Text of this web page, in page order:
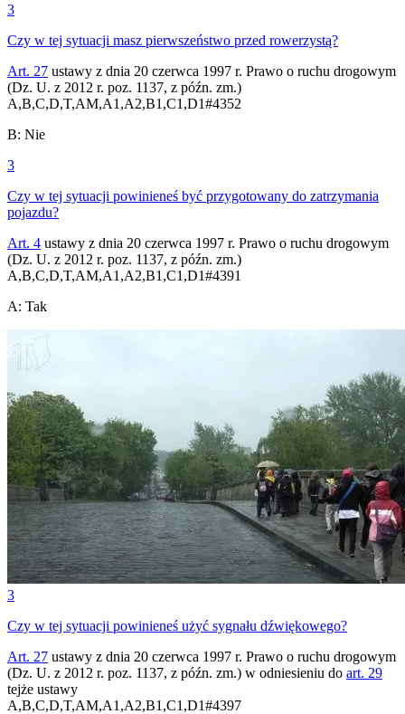
3
Czy w tej sytuacji masz pierwszeństwo przed rowerzystą?
Art. 27 ustawy z dnia 20 czerwca 1997 r. Prawo o ruchu drogowym
(Dz. U. z 2012 r. poz. 1137, z późn. zm.)
A,B,C,D,T,AM,A1,A2,B1,C1,D1#4352
B: Nie
3
Czy w tej sytuacji powinieneś być przygotowany do zatrzymania
pojazdu?
Art. 4 ustawy z dnia 20 czerwca 1997 r. Prawo o ruchu drogowym
(Dz. U. z 2012 r. poz. 1137, z późn. zm.)
A,B,C,D,T,AM,A1,A2,B1,C1,D1#4391
A: Tak
3
Czy w tej sytuacji powinieneś użyć sygnału dźwiękowego?
Art. 27 ustawy z dnia 20 czerwca 1997 r. Prawo o ruchu drogowym
(Dz. U. z 2012 r. poz. 1137, z późn. zm.) w odniesieniu do art. 29
tejże ustawy
A,B,C,D,T,AM,A1,A2,B1,C1,D1#4397